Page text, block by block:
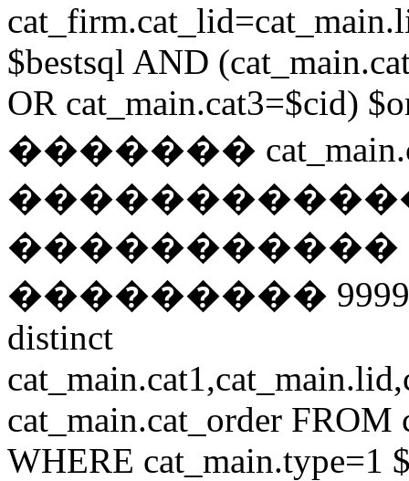
$bestsql AND
OR cat_main.cat3=$cid)
�������
�����������
��������� 9999 // if
distinct
cat_main.cat_order
WHERE cat_main.type=1